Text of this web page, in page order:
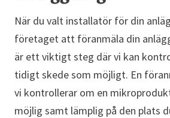
När du valt installatör för din
företaget att föranmäla din
är ett viktigt steg där vi kan
tidigt skede som möjligt. En
vi kontrollerar om en
möjlig samt lämplig på den plats